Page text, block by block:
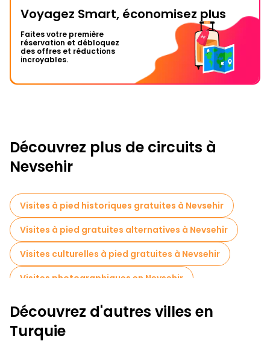
Voyagez Smart, économisez plus
Faites votre première
réservation et débloquez
des offres et réductions
incroyables.
Découvrez plus de circuits à
Nevsehir
Visites à pied historiques gratuites à Nevsehir
Visites à pied gratuites alternatives à Nevsehir
Visites culturelles à pied gratuites à Nevsehir
Visites photographiques en Nevsehir
Musées en Nevsehir
Visites de dégustation locales à Nevsehir
Découvrez d'autres villes en
Turquie